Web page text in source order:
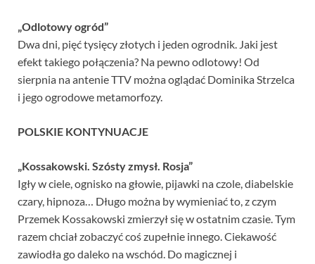
„Odlotowy ogród”
Dwa dni, pięć tysięcy złotych i jeden ogrodnik. Jaki jest
efekt takiego połączenia? Na pewno odlotowy! Od
sierpnia na antenie TTV można oglądać Dominika Strzelca
i jego ogrodowe metamorfozy.
POLSKIE KONTYNUACJE
„Kossakowski. Szósty zmysł. Rosja”
Igły w ciele, ognisko na głowie, pijawki na czole, diabelskie
czary, hipnoza… Długo można by wymieniać to, z czym
Przemek Kossakowski zmierzył się w ostatnim czasie. Tym
razem chciał zobaczyć coś zupełnie innego. Ciekawość
zawiodła go daleko na wschód. Do magicznej i